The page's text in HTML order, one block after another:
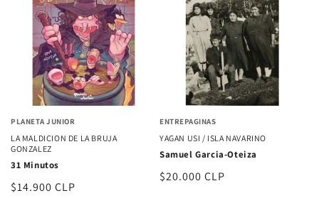
PLANETA JUNIOR
LA MALDICION DE LA BRUJA
GONZALEZ
31 Minutos
Precio
$14.900 CLP
ENTREPAGINAS
YAGAN USI / ISLA NAVARINO
Samuel Garcia-Oteiza
Precio
$20.000 CLP